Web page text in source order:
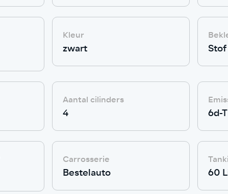
Kleur
zwart Stof
Aantal cilinders
4 6d-
Carrosserie
Bestelauto 60